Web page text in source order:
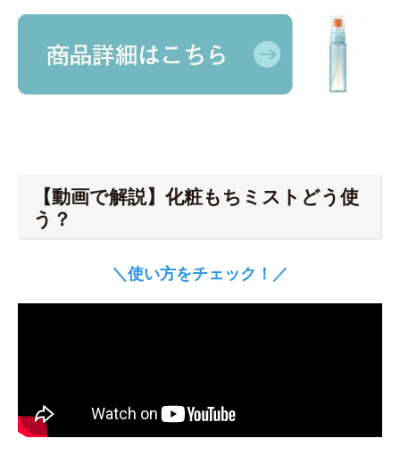
【動画で解説】化粧もちミストどう使
う？
＼使い方をチェック！／